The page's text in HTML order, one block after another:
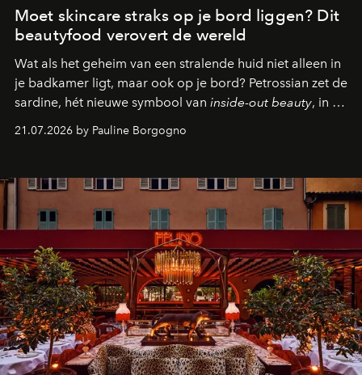
Moet skincare straks op je bord liggen? Dit
beautyfood verovert de wereld
Wat als het geheim van een stralende huid niet alleen in
je badkamer ligt, maar ook op je bord? Petrossian zet de
sardine, hét nieuwe symbool van inside-out beauty, in de
kijker met twee gastronomische creaties.
21.07.2026 by Pauline Borgogno